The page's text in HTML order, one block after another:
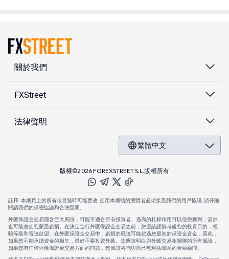
關於我們
FXStreet
法律聲明
繁體中文
版權©2026 FOREXSTREET S.L.版權所有
註釋: 本網頁上的所有信息隨時可能更改. 使用本網站的瀏覽者必須接受我們的用戶協議. 請仔細
閱讀我們的保密協議和合法聲明。
外匯保證金交易隱含巨大風險，可能不適合所有投資者。過高的杠桿作用可以使您獲利，當然
也可能會使您蒙受虧損。在決定進行外匯保證金交易之前，您應該謹慎考慮您的投資目的，經
驗等級和冒險欲望。在外匯保證金交易中，虧損的風險可能超過您最初的保證金資金，因此，
如果您不能承擔資金的損失，最好不要投資外匯。您應該明白與外匯交易相關聯的所有風險，
如果您有任何外匯保證金交易方面的問題，您應該咨詢與自己無利益關系的金融顧問。